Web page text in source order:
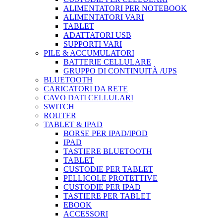
ALIMENTATORI PER NOTEBOOK
ALIMENTATORI VARI
TABLET
ADATTATORI USB
SUPPORTI VARI
PILE & ACCUMULATORI
BATTERIE CELLULARE
GRUPPO DI CONTINUITÀ /UPS
BLUETOOTH
CARICATORI DA RETE
CAVO DATI CELLULARI
SWITCH
ROUTER
TABLET & IPAD
BORSE PER IPAD/IPOD
IPAD
TASTIERE BLUETOOTH
TABLET
CUSTODIE PER TABLET
PELLICOLE PROTETTIVE
CUSTODIE PER IPAD
TASTIERE PER TABLET
EBOOK
ACCESSORI